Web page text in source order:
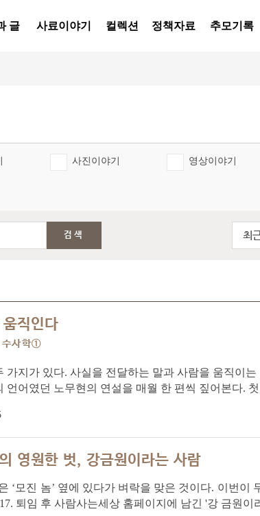
글 사료이야기 컬렉션 정책자료 추모기록
사진이야기 영상이야기
검색 최
직인다
수사학①
가지가 있다. 사실을 전달하는 말과 사람을 움직이
언어였던 노무현의 연설을 매월 한 편씩 짚어본다.
영원한 벗, 강금원이라는 사람
‘모진 놈’ 옆에 있다가 벼락을 맞은 것이다. 이번이
퇴임 후 사람사는세상 홈페이지에 남긴 '강 금원이